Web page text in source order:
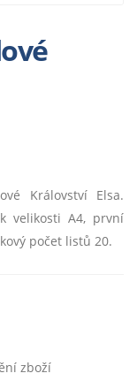
Království Elsa.
velikosti A4, první
počet listů 20.
zboží